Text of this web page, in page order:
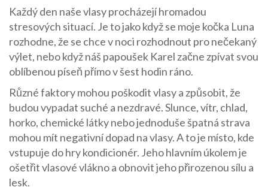
Každý den naše vlasy procházejí hromadou
stresových situací. Je to jako když se moje kočka Luna
rozhodne, že se chce v noci rozhodnout pro nečekaný
výlet, nebo když náš papoušek Karel začne zpívat svou
oblíbenou píseň přímo v šest hodin ráno.
Různé faktory mohou poškodit vlasy a způsobit, že
budou vypadat suché a nezdravé. Slunce, vítr, chlad,
horko, chemické látky nebo jednoduše špatná strava
mohou mít negativní dopad na vlasy. A to je místo, kde
vstupuje do hry kondicionér. Jeho hlavním úkolem je
ošetřit vlasové vlákno a obnovit jeho přirozenou sílu a
lesk.